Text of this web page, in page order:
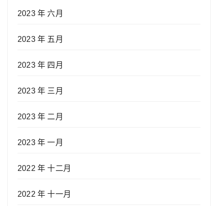
2023 年 六月
2023 年 五月
2023 年 四月
2023 年 三月
2023 年 二月
2023 年 一月
2022 年 十二月
2022 年 十一月